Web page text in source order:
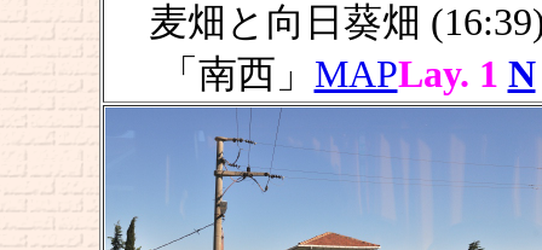
麦畑と向日葵畑
「南西」 MAPLay. 1 N